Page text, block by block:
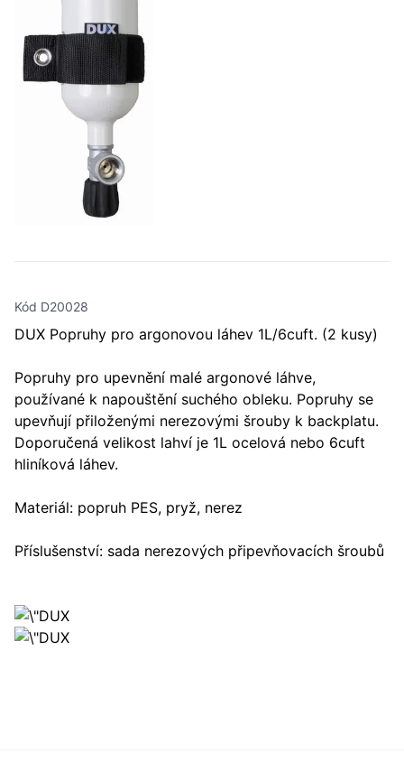
Kód D20028
DUX Popruhy pro argonovou láhev 1L/6cuft. (2 kusy)
Popruhy pro upevnění malé argonové láhve,
používané k napouštění suchého obleku. Popruhy se
upevňují přiloženými nerezovými šrouby k backplatu.
Doporučená velikost lahví je 1L ocelová nebo 6cuft
hliníková láhev.
Materiál: popruh PES, pryž, nerez
Příslušenství: sada nerezových připevňovacích šroubů